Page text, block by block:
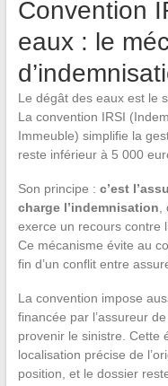
Convention
eaux : le
Le dégât des eaux est le
La convention IRSI
Immeuble) simplifie la
reste inférieur à 5 000
Son principe : c’est
charge l’indemnisation,
exerce un recours contre
Ce mécanisme évite au
fin d’un conflit entre
La convention impose
financée par l’assureur
provenir le sinistre. Cette
localisation précise de
position, et le dossier